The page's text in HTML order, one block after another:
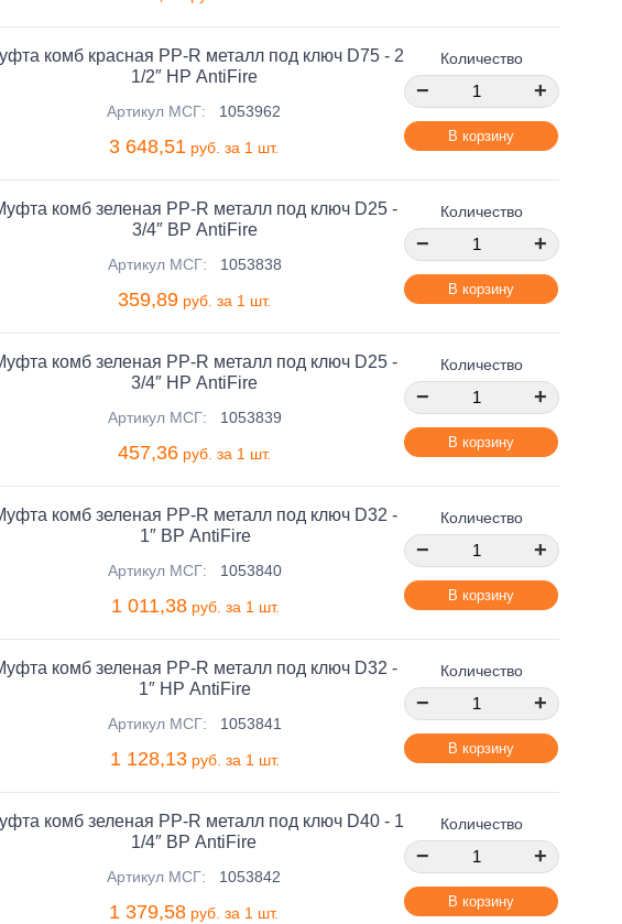
комб красная PP-R металл под ключ D75 - 2
1/2″ НР AntiFire
Артикул МСГ: 1053962
3 648,51 руб. за 1 шт.
Количество
− +
В корзину
комб зеленая PP-R металл под ключ D25 -
3/4″ ВР AntiFire
Артикул МСГ: 1053838
359,89 руб. за 1 шт.
Количество
− +
В корзину
комб зеленая PP-R металл под ключ D25 -
3/4″ НР AntiFire
Артикул МСГ: 1053839
457,36 руб. за 1 шт.
Количество
− +
В корзину
комб зеленая PP-R металл под ключ D32 -
1″ ВР AntiFire
Артикул МСГ: 1053840
1 011,38руб. за 1 шт.
Количество
− +
В корзину
комб зеленая PP-R металл под ключ D32 -
1″ НР AntiFire
Артикул МСГ: 1053841
1 128,13 руб. за 1 шт.
Количество
− +
В корзину
комб зеленая PP-R металл под ключ D40 - 1
1/4″ ВР AntiFire
Артикул МСГ: 1053842
1 379,58 руб. за 1 шт.
Количество
− +
В корзину